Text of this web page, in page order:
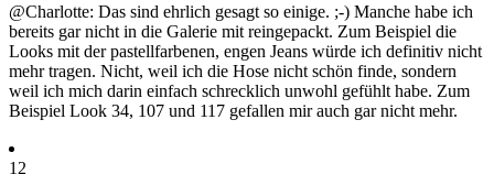
@Charlotte: Das sind ehrlich gesagt so einige. ;-) Manche habe ich
bereits gar nicht in die Galerie mit reingepackt. Zum Beispiel die
Looks mit der pastellfarbenen, engen Jeans würde ich definitiv nicht
mehr tragen. Nicht, weil ich die Hose nicht schön finde, sondern
weil ich mich darin einfach schrecklich unwohl gefühlt habe. Zum
Beispiel Look 34, 107 und 117 gefallen mir auch gar nicht mehr.
12